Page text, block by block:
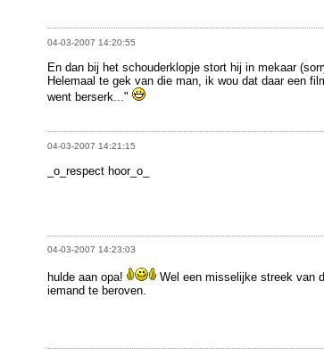
04-03-2007 14:20:55
En dan bij het schouderklopje stort hij in mekaar
Helemaal te gek van die man, ik wou dat daar een
went berserk..."
04-03-2007 14:21:15
_o_respect hoor_o_
04-03-2007 14:23:03
hulde aan opa!
Wel een misselijke streek van
iemand te beroven.